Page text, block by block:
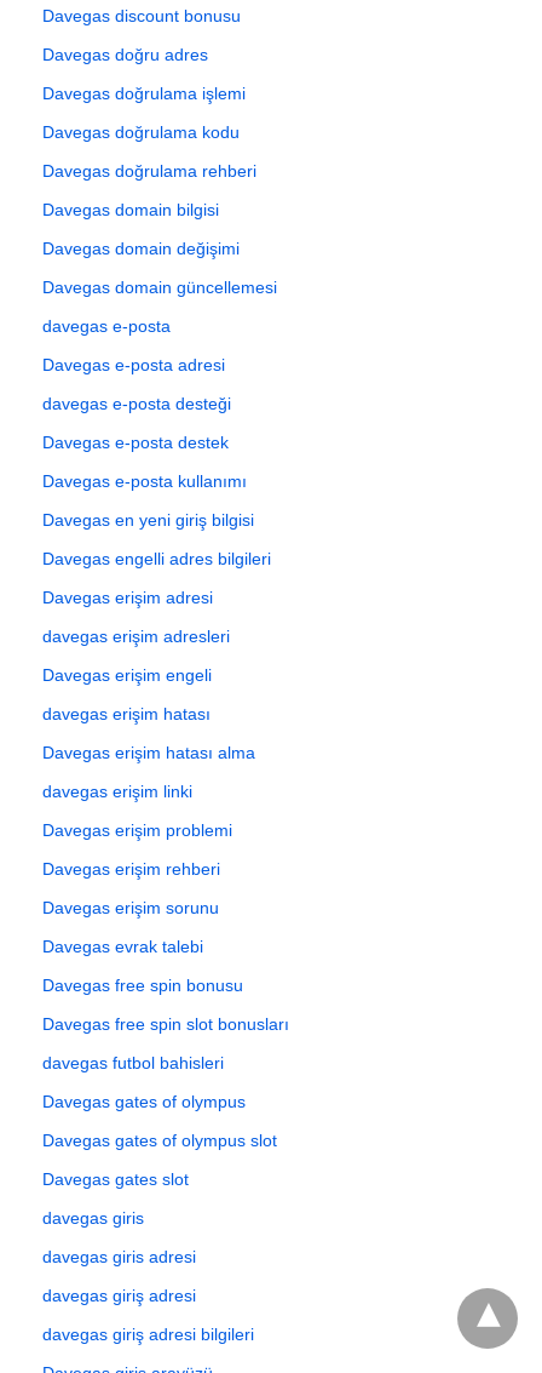
Davegas discount bonusu
Davegas doğru adres
Davegas doğrulama işlemi
Davegas doğrulama kodu
Davegas doğrulama rehberi
Davegas domain bilgisi
Davegas domain değişimi
Davegas domain güncellemesi
davegas e-posta
Davegas e-posta adresi
davegas e-posta desteği
Davegas e-posta destek
Davegas e-posta kullanımı
Davegas en yeni giriş bilgisi
Davegas engelli adres bilgileri
Davegas erişim adresi
davegas erişim adresleri
Davegas erişim engeli
davegas erişim hatası
Davegas erişim hatası alma
davegas erişim linki
Davegas erişim problemi
Davegas erişim rehberi
Davegas erişim sorunu
Davegas evrak talebi
Davegas free spin bonusu
Davegas free spin slot bonusları
davegas futbol bahisleri
Davegas gates of olympus
Davegas gates of olympus slot
Davegas gates slot
davegas giris
davegas giris adresi
davegas giriş adresi
davegas giriş adresi bilgileri